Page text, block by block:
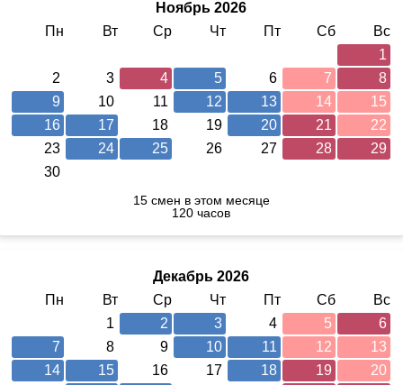
Ноябрь 2026
Пн
Вт Ср Чт Пт Сб
Вс
1
2
3 4 5 6 7
8
9
10 11 12 13 14
15
16
17 18 19 20 21
22
23
24 25 26 27 28
29
30
15 смен в этом месяце
120 часов
Декабрь 2026
Пн
Вт Ср Чт Пт Сб
Вс
1
2 3 4 5
6
7
8 9 10 11 12
13
14
15 16 17 18 19
20